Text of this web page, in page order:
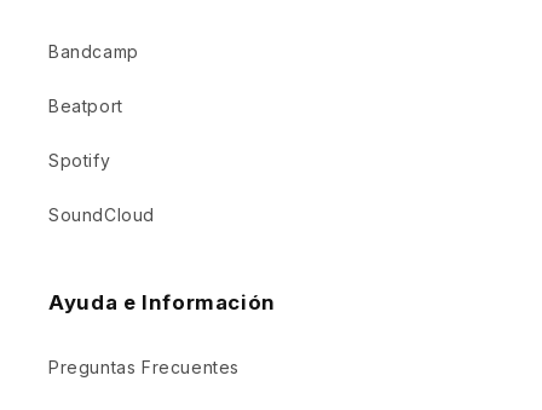
Bandcamp
Beatport
Spotify
SoundCloud
Ayuda e Información
Preguntas Frecuentes